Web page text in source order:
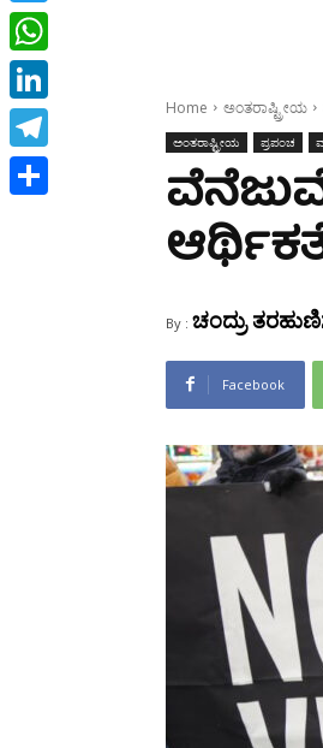
Home ಅಂತರಾಷ್ಟ್ರೀಯ
ಅಂತರಾಷ್ಟ್ರೀಯ ಪ್ರಪಂಚ
By : ಚಂದ್ರು
Facebook
Twitter
WhatsApp
LinkedIn
Telegram